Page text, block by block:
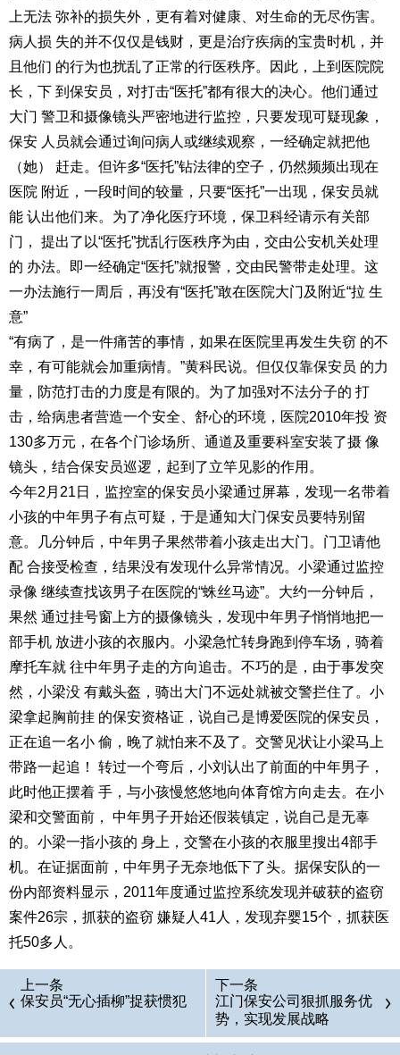
上无法 弥补的损失外，更有着对健康、对生命的无尽伤害。
病人损 失的并不仅仅是钱财，更是治疗疾病的宝贵时机，并
且他们 的行为也扰乱了正常的行医秩序。因此，上到医院院
长，下 到保安员，对打击“医托”都有很大的决心。他们通过
大门 警卫和摄像镜头严密地进行监控，只要发现可疑现象，
保安 人员就会通过询问病人或继续观察，一经确定就把他
（她） 赶走。但许多“医托”钻法律的空子，仍然频频出现在
医院 附近，一段时间的较量，只要“医托”一出现，保安员就
能 认出他们来。为了净化医疗环境，保卫科经请示有关部
门， 提出了以“医托”扰乱行医秩序为由，交由公安机关处理
的 办法。即一经确定“医托”就报警，交由民警带走处理。这
一办法施行一周后，再没有“医托”敢在医院大门及附近“拉 生
意”
“有病了，是一件痛苦的事情，如果在医院里再发生失窃 的不
幸，有可能就会加重病情。”黄科民说。但仅仅靠保安员 的力
量，防范打击的力度是有限的。为了加强对不法分子的 打
击，给病患者营造一个安全、舒心的环境，医院2010年投 资
130多万元，在各个门诊场所、通道及重要科室安装了摄 像
镜头，结合保安员巡逻，起到了立竿见影的作用。
今年2月21日，监控室的保安员小梁通过屏幕，发现一名带着
小孩的中年男子有点可疑，于是通知大门保安员要特别留
意。几分钟后，中年男子果然带着小孩走出大门。门卫请他
配 合接受检查，结果没有发现什么异常情况。小梁通过监控
录像 继续查找该男子在医院的“蛛丝马迹”。大约一分钟后，
果然 通过挂号窗上方的摄像镜头，发现中年男子悄悄地把一
部手机 放进小孩的衣服内。小梁急忙转身跑到停车场，骑着
摩托车就 往中年男子走的方向追击。不巧的是，由于事发突
然，小梁没 有戴头盔，骑出大门不远处就被交警拦住了。小
梁拿起胸前挂 的保安资格证，说自己是博爱医院的保安员，
正在追一名小 偷，晚了就怕来不及了。交警见状让小梁马上
带路一起追！ 转过一个弯后，小刘认出了前面的中年男子，
此时他正摆着 手，与小孩慢悠悠地向体育馆方向走去。在小
梁和交警面前， 中年男子开始还假装镇定，说自己是无辜
的。小梁一指小孩的 身上，交警在小孩的衣服里搜出4部手
机。在证据面前，中年男子无奈地低下了头。据保安队的一
份内部资料显示，2011年度通过监控系统发现并破获的盗窃
案件26宗，抓获的盗窃 嫌疑人41人，发现弃婴15个，抓获医
托50多人。
上一条
保安员“无心插柳”捉获惯犯
下一条
江门保安公司狠抓服务优
势，实现发展战略